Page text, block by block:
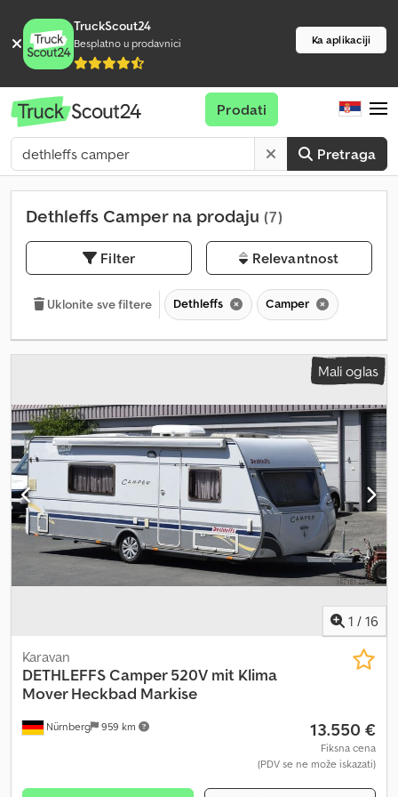
TruckScout24
Besplatno u prodavnici Ka aplikaciji
Pretraga
Prodati
Dethleffs Camper na prodaju (7)
Filter Relevantnost
Uklonite sve filtere Dethleffs Camper
Mali oglas
1 / 16
Nürnberg 959 km
Karavan
DETHLEFFSCamper 520V mit Klima
Mover Heckbad Markise
13.550 €
Fiksna cena
(PDV se ne može iskazati)